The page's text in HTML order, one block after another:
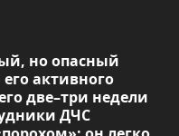
но опасный
активного
две–три недели
ДЧС